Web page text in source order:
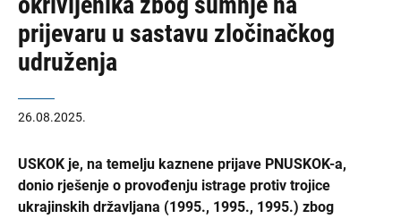
prijevaru u sastavu zločinačkog
udruženja
26.08.2025.
USKOK je, na temelju kaznene prijave PNUSKOK-a,
donio rješenje o provođenju istrage protiv trojice
ukrajinskih državljana (1995., 1995., 1995.) zbog